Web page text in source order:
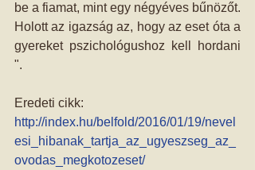
be a fiamat, mint egy négyéves bűnözőt.
Holott az igazság az, hogy az eset óta a
gyereket pszichológushoz kell hordani
".
Eredeti cikk:
http://index.hu/belfold/2016/01/19/nevel
esi_hibanak_tartja_az_ugyeszseg_az_
ovodas_megkotozeset/